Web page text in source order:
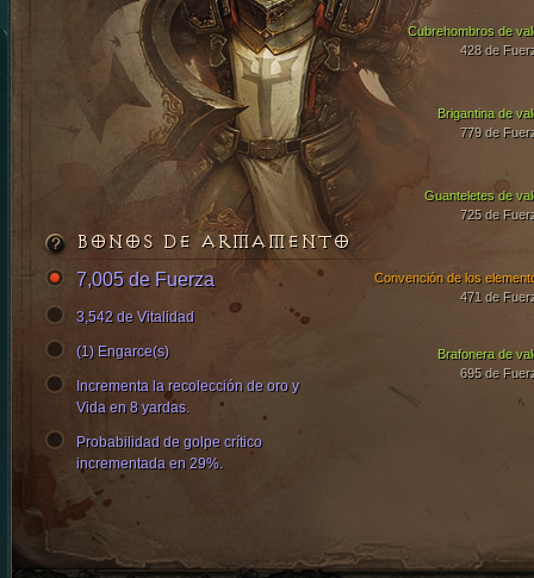
Brigantina de
779 de
Guanteletes de
725 de
Cubrehombros de
428 de
Brafonera de
695 de
Convención de los
471 de
BONOS DE ARMAMENTO
7,005 de Fuerza
3,542 de Vitalidad
(1) Engarce(s)
Incrementa la recolección de oro y
Vida en 8 yardas.
Probabilidad de golpe crítico
incrementada en 29%.